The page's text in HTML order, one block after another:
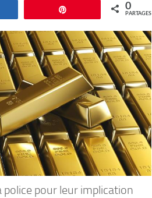
0
PARTAGES
police pour leur implication